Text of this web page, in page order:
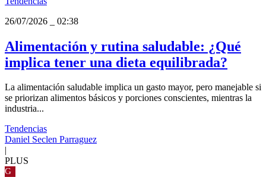
26/07/2026
02:38
Alimentación y rutina saludable: ¿Qué
implica tener una dieta equilibrada?
La alimentación saludable implica un gasto mayor, pero manejable si
se priorizan alimentos básicos y porciones conscientes, mientras la
industria...
Tendencias
Daniel Seclen Parraguez
PLUS
G